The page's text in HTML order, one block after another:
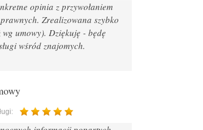
opinia z przywołaniem
Zrealizowana szybko
umowy). Dziękuję - będę
wśród znajomych.